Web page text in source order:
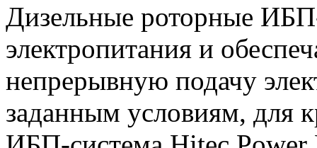
Дизельные роторные
электропитания и
непрерывную подачу
заданным условиям, для